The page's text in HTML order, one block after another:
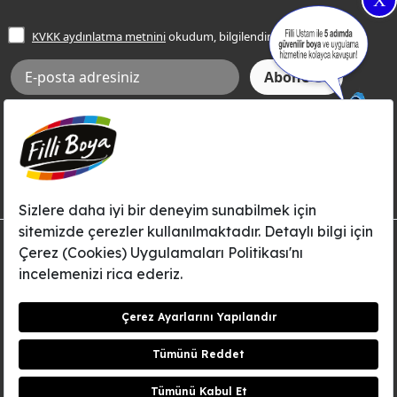
Frezya Rengi
Bilgi Toplumu Hizmetleri
İnternet Sitesi Kullanım Koşulları
KVKK Talep Formu
KVKK Aydınlatma Metni
KVKK aydınlatma metniniokudum, bilgilendim.
Aksi tarafımca bildirilene dek, Betek Boya ve Kimya Sanayi A.Ş.'nin
Filli Boya dahil tüm markaları ile ilgili kampanya, duyuru, hizmetler ve
tanıtım faaliyetleri vb. ile ilgili olarak e-posta yoluyla şahsıma
© Filli Boya 2026. Tüm Hakları Saklıdır.